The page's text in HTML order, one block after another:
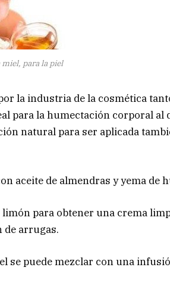
miel, para la piel
la industria de la cosmética
para la humectación corporal al
natural para ser aplicada
aceite de almendras y yema de
limón para obtener una crema
de arrugas.
se puede mezclar con una